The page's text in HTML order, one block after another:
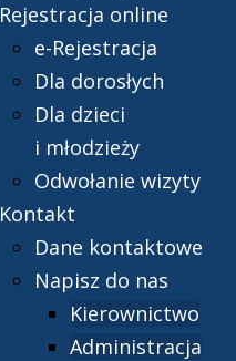
Rejestracja online
e-Rejestracja
Dla dorosłych
Dla dzieci
i młodzieży
Odwołanie wizyty
Kontakt
Dane kontaktowe
Napisz do nas
Kierownictwo
Administracja